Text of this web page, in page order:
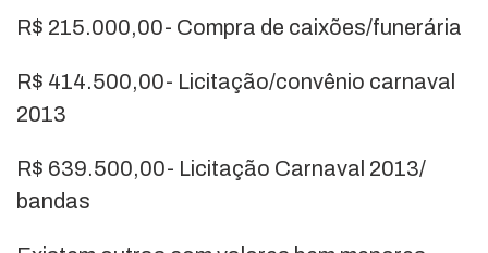
R$ 215.000,00- Compra de caixões/funerária
R$ 414.500,00- Licitação/convênio carnaval
2013
R$ 639.500,00- Licitação Carnaval 2013/
bandas